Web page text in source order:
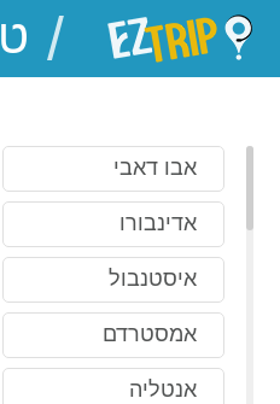
EZTrip
/
אבו דאבי
אדינבורו
איסטנבול
אמסטרדם
אנטליה